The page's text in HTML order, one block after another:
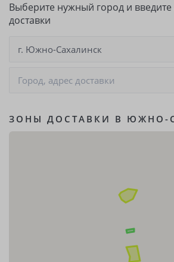
Выберите нужный город и введите
доставки
г. Южно-Сахалинск
ЗОНЫ ДОСТАВКИ В ЮЖНО-